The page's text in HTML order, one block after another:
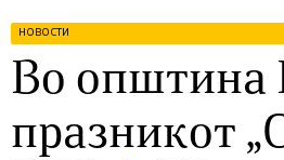
НОВОСТИ
Во општина
празникот